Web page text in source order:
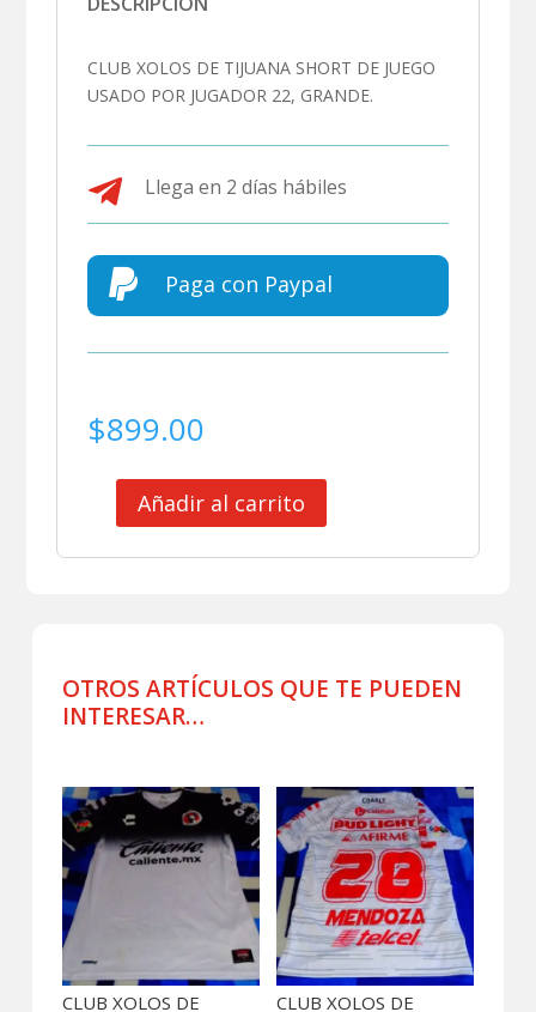
CLUB XOLOS DE TIJUANA SHORT DE JUEGO
USADO POR JUGADOR 22, GRANDE.
 Llega en 2 días hábiles
 Paga con Paypal
$899.00
JUEGO
USADO
22
cantidad
Añadir al carrito
OTROS ARTÍCULOS QUE TE PUEDEN
INTERESAR…
CLUB XOLOS DE CLUB XOLOS DE